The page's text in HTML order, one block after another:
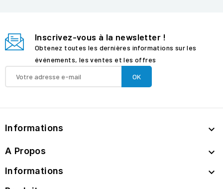
Inscrivez-vous à la newsletter !
Obtenez toutes les dernières informations sur les
événements, les ventes et les offres
Informations 
A Propos 
Informations 